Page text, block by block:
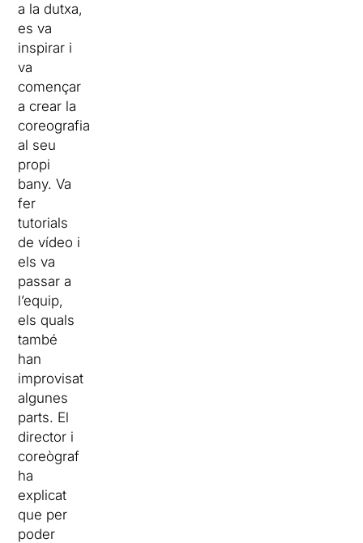
a la dutxa,
es va
inspirar i
va
començar
a crear la
coreografia
al seu
propi
bany. Va
fer
tutorials
de vídeo i
els va
passar a
l’equip,
els quals
també
han
improvisat
algunes
parts. El
director i
coreògraf
ha
explicat
que per
poder